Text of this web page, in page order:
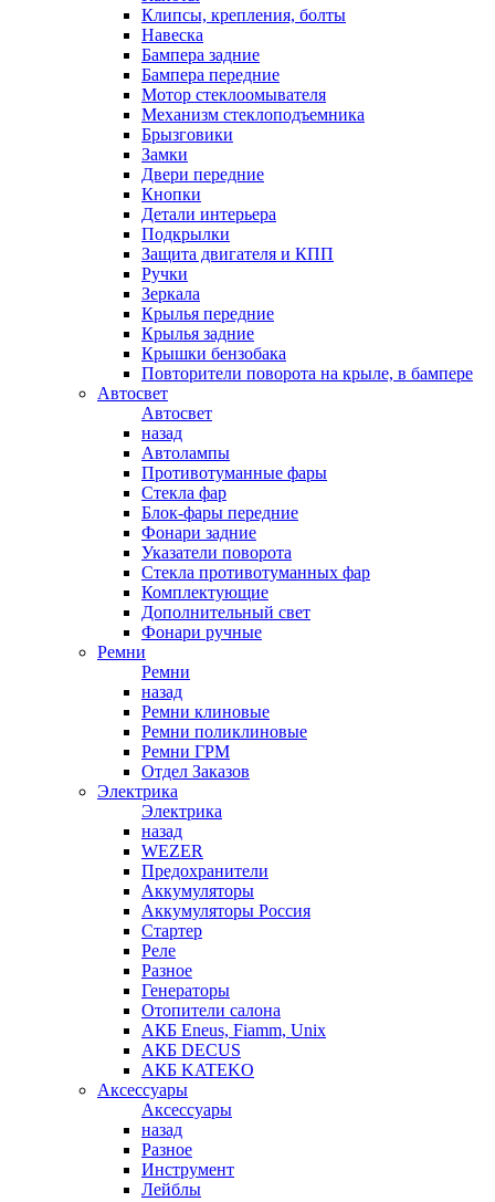
Клипсы, крепления, болты
Навеска
Бампера задние
Бампера передние
Мотор стеклоомывателя
Механизм стеклоподъемника
Брызговики
Замки
Двери передние
Кнопки
Детали интерьера
Подкрылки
Защита двигателя и КПП
Ручки
Зеркала
Крылья передние
Крылья задние
Крышки бензобака
Повторители поворота на крыле, в бампере
Автосвет
Автосвет
назад
Автолампы
Противотуманные фары
Стекла фар
Блок-фары передние
Фонари задние
Указатели поворота
Стекла противотуманных фар
Комплектующие
Дополнительный свет
Фонари ручные
Ремни
Ремни
назад
Ремни клиновые
Ремни поликлиновые
Ремни ГРМ
Отдел Заказов
Электрика
Электрика
назад
WEZER
Предохранители
Аккумуляторы
Аккумуляторы Россия
Стартер
Реле
Разное
Генераторы
Отопители салона
АКБ Eneus, Fiamm, Unix
АКБ DECUS
АКБ KATEKO
Аксессуары
Аксессуары
назад
Разное
Инструмент
Лейблы